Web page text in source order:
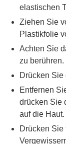
elastischen
Ziehen Sie
Plastikfolie
Achten Sie
zu berühren.
Drücken
Entfernen
drücken Sie
auf die Haut.
Drücken Sie